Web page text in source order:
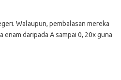
Walaupun, pembalasan mereka
enam daripada A sampai 0, 20x guna